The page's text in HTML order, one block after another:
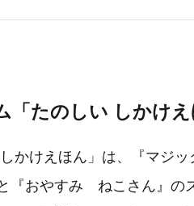
「たのしい しかけ
しかけえほん」は、『マジ
『おやすみ ねこさん』の